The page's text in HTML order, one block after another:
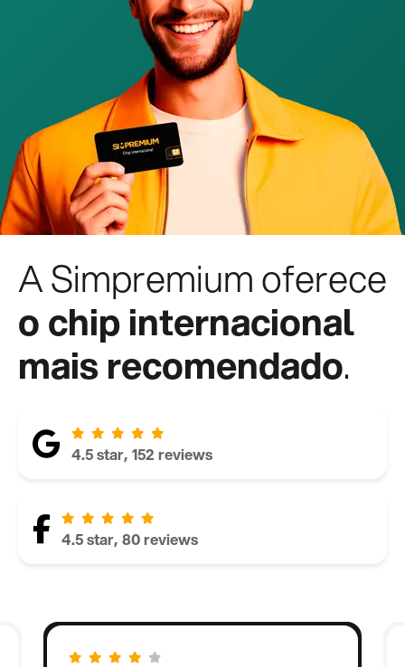
A Simpremium oferece
o chip internacional
mais recomendado.
4.5 star, 152 reviews
4.5 star, 80 reviews